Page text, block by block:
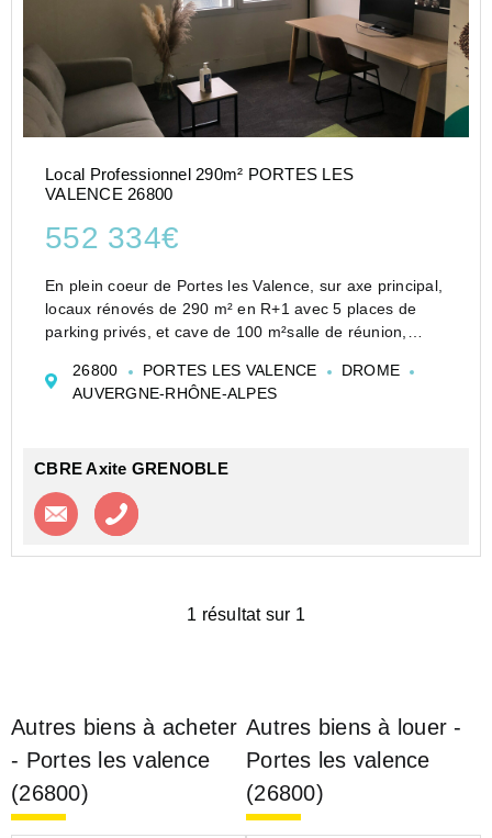
Local Professionnel 290m² PORTES LES
VALENCE 26800
552 334€
En plein coeur de Portes les Valence, sur axe principal,
locaux rénovés de 290 m² en R+1 avec 5 places de
parking privés, et cave de 100 m²salle de réunion,
26800
PORTES LES VALENCE
DROME
AUVERGNE-RHÔNE-ALPES
CBRE Axite GRENOBLE
Contacter l'agence
1 résultat sur 1
Autres biens à acheter
- Portes les valence
(26800)
Autres biens à louer -
Portes les valence
(26800)